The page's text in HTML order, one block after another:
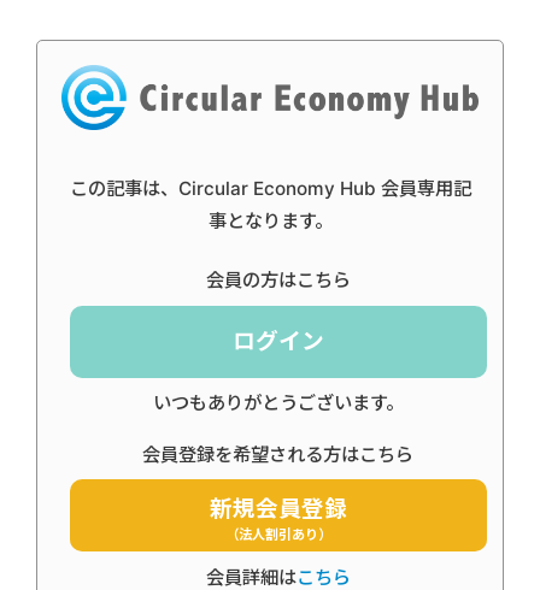
この記事は、Circular Economy Hub 会員専用記
事となります。
会員の方はこちら
ログイン
いつもありがとうございます。
会員登録を希望される方はこちら
新規会員登録
（法人割引あり）
会員詳細はこちら